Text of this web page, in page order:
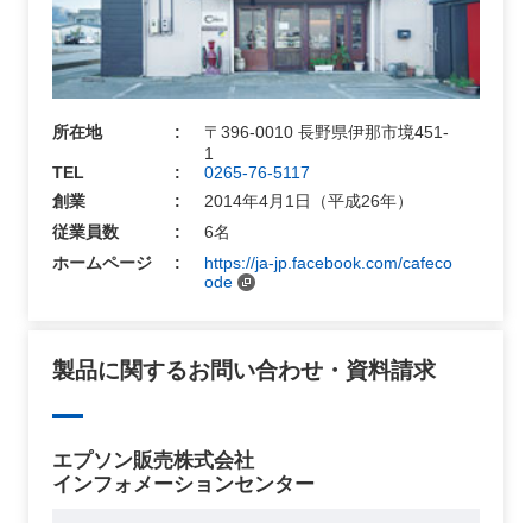
所在地
〒396-0010 長野県伊那市境451-
1
TEL
0265-76-5117
創業
2014年4月1日（平成26年）
従業員数
6名
ホームページ
https://ja-jp.facebook.com/cafeco
ode
製品に関するお問い合わせ・資料請求
エプソン販売株式会社
インフォメーションセンター